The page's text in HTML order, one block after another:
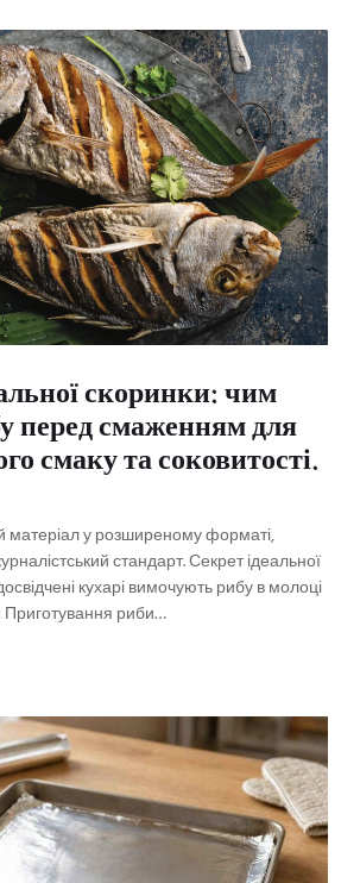
скоринки: чим
перед смаженням для
смаку та соковитості.
у розширеному форматі,
стандарт. Секрет ідеальної
кухарі вимочують рибу в молоці
риби…